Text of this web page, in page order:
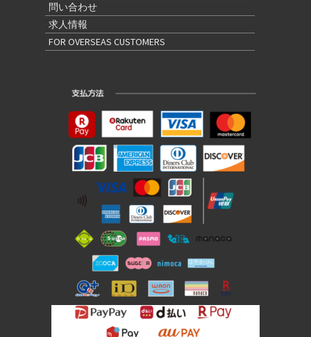
問い合わせ
求人情報
FOR OVERSEAS CUSTOMERS